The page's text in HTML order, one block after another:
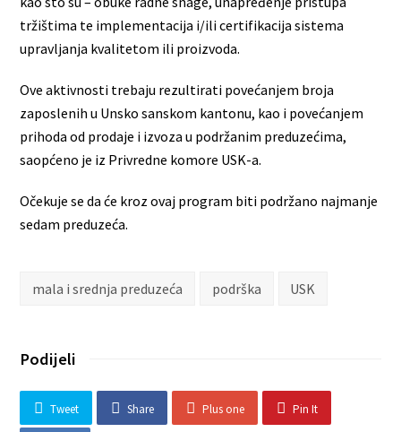
tržištima te implementacija i/ili certifikacija sistema
upravljanja kvalitetom ili proizvoda.
Ove aktivnosti trebaju rezultirati povećanjem broja
zaposlenih u Unsko sanskom kantonu, kao i povećanjem
prihoda od prodaje i izvoza u podržanim preduzećima,
saopćeno je iz Privredne komore USK-a.
Očekuje se da će kroz ovaj program biti podržano najmanje
sedam preduzeća.
mala i srednja preduzeća podrška USK
Podijeli
Tweet Share Plus one Pin It